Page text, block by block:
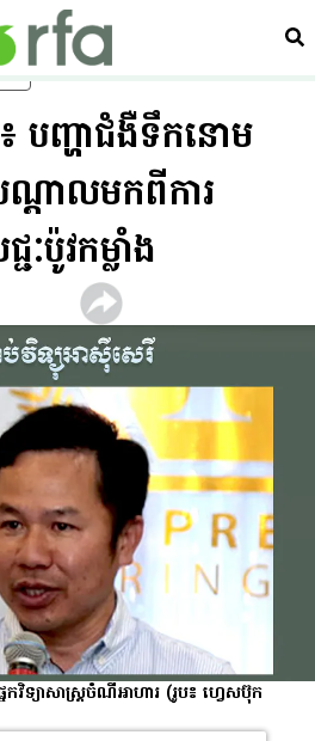
ស្វ
៖ បញ្ហា​ជំងឺ​ទឹកនោម
ណ្ដាល​មក​ពី​ការ​
ប៉ូវ​កម្លាំង
វិទ្យាសាស្ត្រ​ចំណីអាហារ (រូប៖ ហ្វេសប៊ុក